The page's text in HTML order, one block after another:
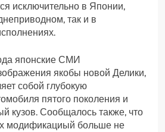
исключительно в Японии,
так и в
японские СМИ
якобы новой Делики,
собой глубокую
пятого поколения и
кузов. Сообщалось также, что
модификациый больше не